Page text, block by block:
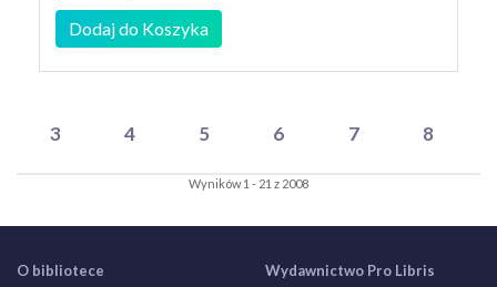
Dodaj do Koszyka
3 4 5 6 7 8
Wyników 1 - 21 z 2008
O bibliotece
Wydawnictwo Pro Libris